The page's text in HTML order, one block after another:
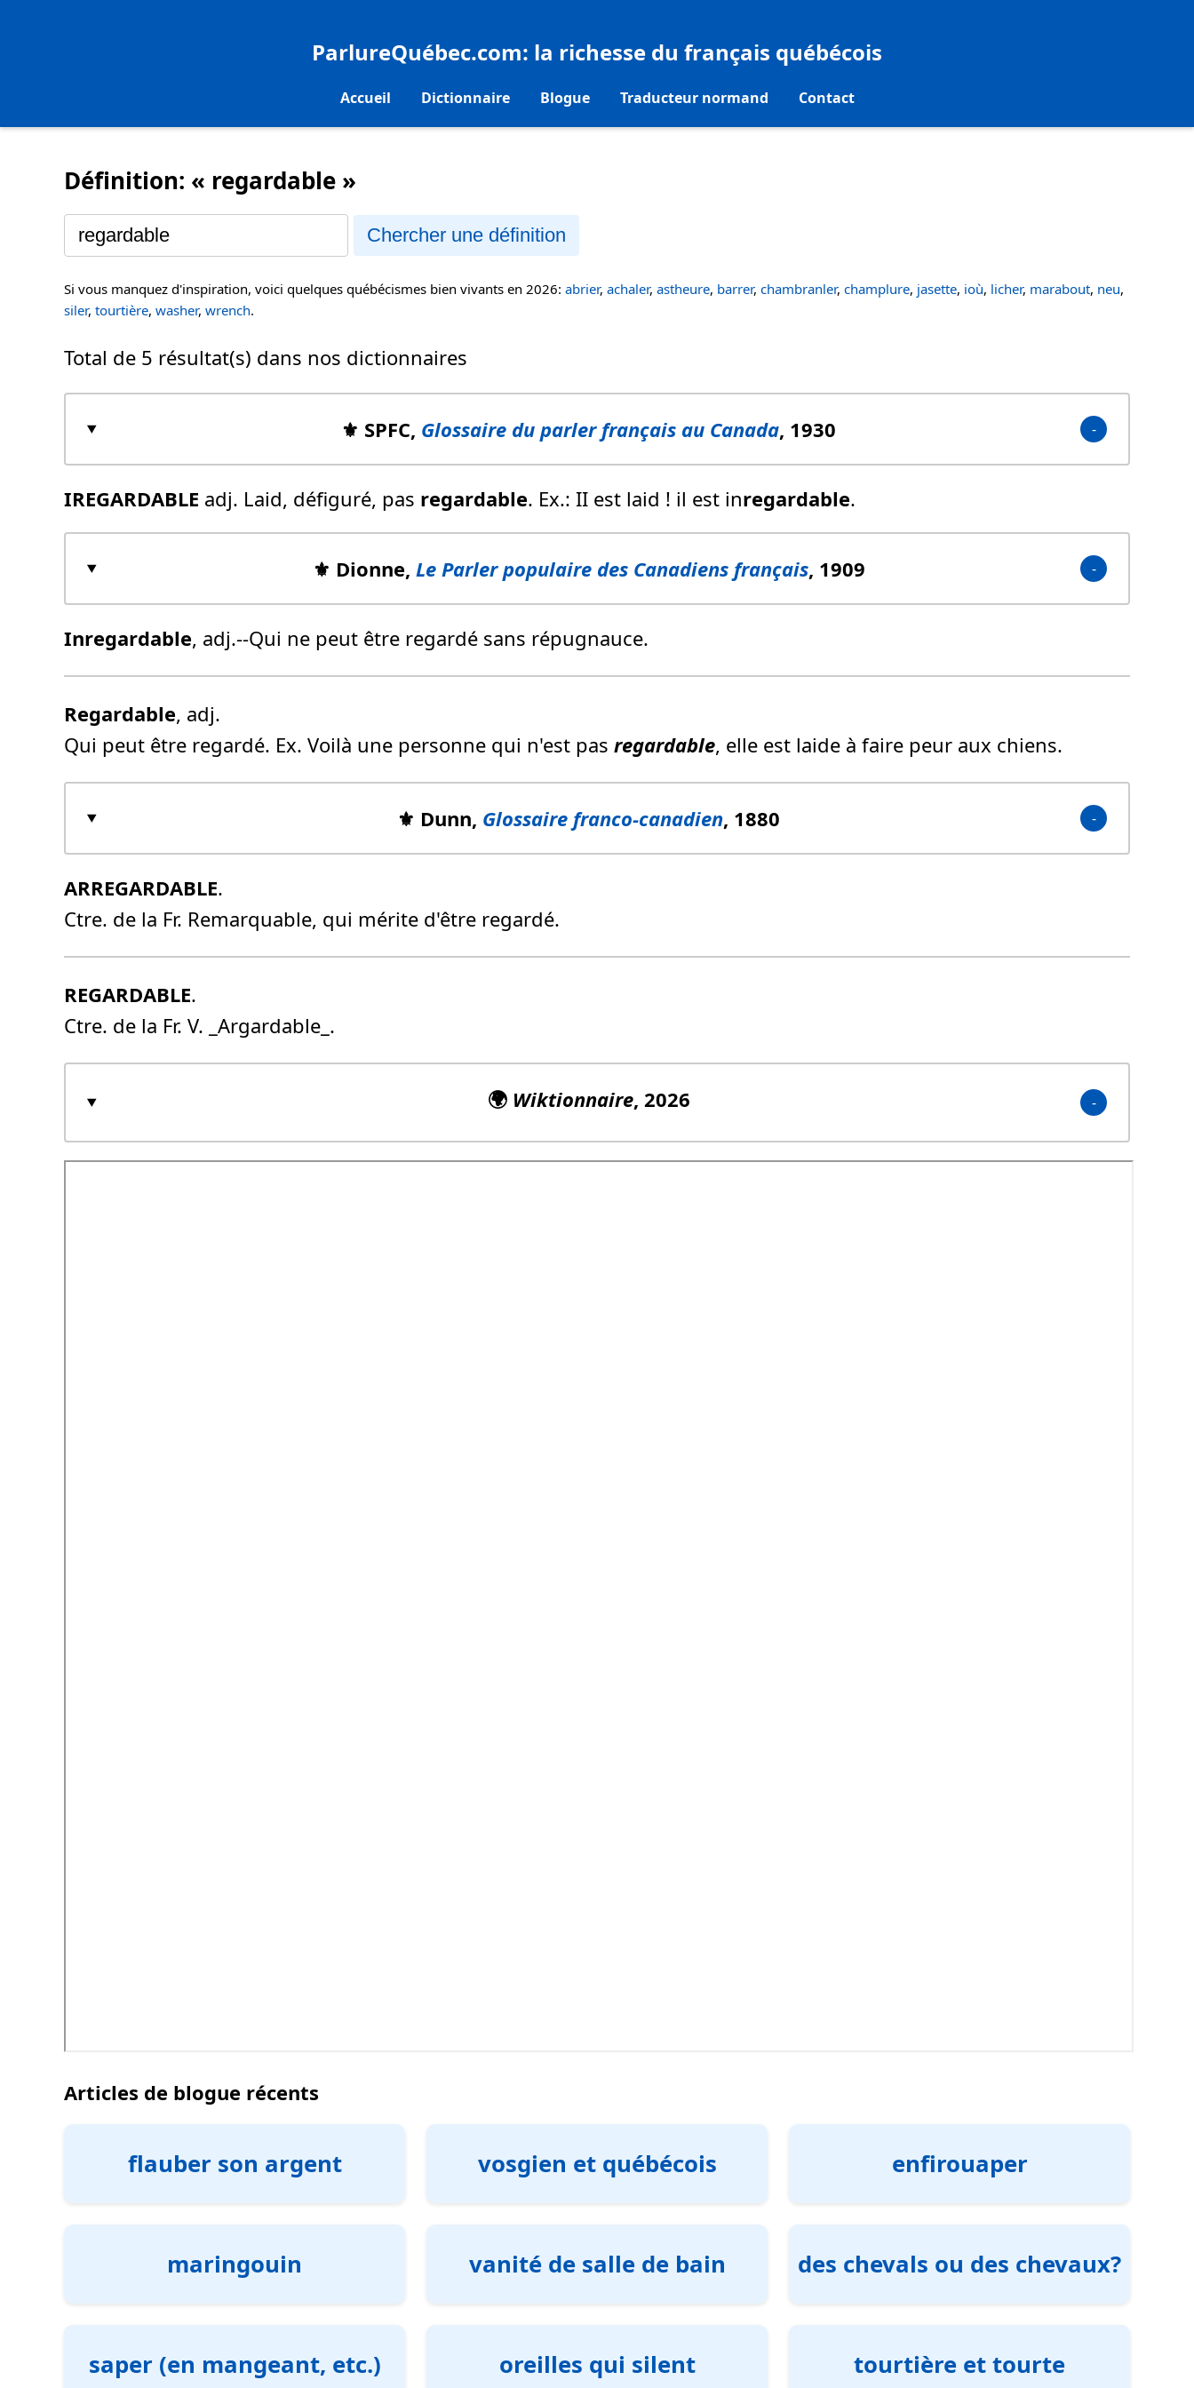
ParlureQuébec.com: la richesse du français québécois
Accueil Dictionnaire Blogue Traducteur normand Contact
Définition: « regardable »
Chercher une définition
Si vous manquez d'inspiration, voici quelques québécismes bien vivants en 2026: abrier, achaler, astheure, barrer, chambranler, champlure, jasette, ioù, licher, marabout, neu,
siler, tourtière, washer, wrench.
Total de 5 résultat(s) dans nos dictionnaires
⚜️ SPFC, Glossaire du parler français au Canada, 1930
IREGARDABLE adj. Laid, défiguré, pas regardable. Ex.: II est laid ! il est inregardable.
⚜️ Dionne, Le Parler populaire des Canadiens français, 1909
Inregardable, adj.--Qui ne peut être regardé sans répugnauce.
Regardable, adj.
Qui peut être regardé. Ex. Voilà une personne qui n'est pas regardable, elle est laide à faire peur aux chiens.
⚜️ Dunn, Glossaire franco-canadien, 1880
ARREGARDABLE.
Ctre. de la Fr. Remarquable, qui mérite d'être regardé.
REGARDABLE.
Ctre. de la Fr. V. _Argardable_.
🌍 Wiktionnaire, 2026
Articles de blogue récents
flauber son argent vosgien et québécois enfirouaper
maringouin vanité de salle de bain des chevals ou des chevaux?
saper (en mangeant, etc.) oreilles qui silent tourtière et tourte